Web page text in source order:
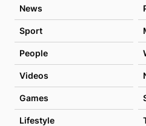
News
Sport
People
Videos
Games
Lifestyle